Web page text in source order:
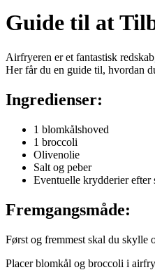
Guide til at
Airfryeren er et fantastisk
Her får du en guide til, hvordan
Ingredienser:
1 blomkålshoved
1 broccoli
Olivenolie
Salt og peber
Eventuelle krydderier efter
Fremgangsmåde:
Først og fremmest skal du skylle
Placer blomkål og broccoli i